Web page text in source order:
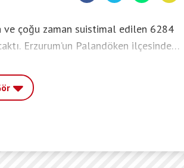
ve çoğu zaman suistimal edilen 6284
Erzurum’un Palandöken ilçesinde
ekiplerinin uzun uğraşları ve eşinin